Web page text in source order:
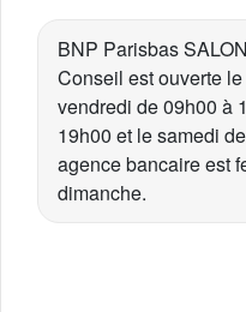
BNP Parisbas
Conseil est ouverte
vendredi de 09h00 à
19h00 et le samedi
agence bancaire est
dimanche.